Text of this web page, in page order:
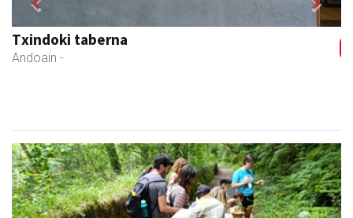
Zubimusu Ikastola
Zizurkil - Hezkuntza
Previous Next